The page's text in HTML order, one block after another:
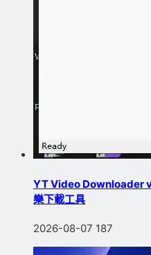
YT Video Downloader
樂下載工具
2026-08-07 187